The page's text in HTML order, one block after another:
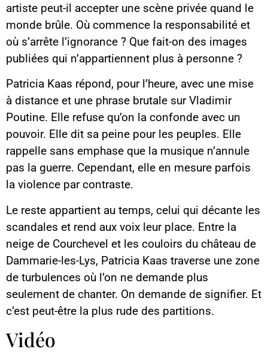
artiste peut-il accepter une scène privée quand le
monde brûle. Où commence la responsabilité et
où s’arrête l’ignorance ? Que fait-on des images
publiées qui n’appartiennent plus à personne ?
Patricia Kaas répond, pour l’heure, avec une mise
à distance et une phrase brutale sur Vladimir
Poutine. Elle refuse qu’on la confonde avec un
pouvoir. Elle dit sa peine pour les peuples. Elle
rappelle sans emphase que la musique n’annule
pas la guerre. Cependant, elle en mesure parfois
la violence par contraste.
Le reste appartient au temps, celui qui décante les
scandales et rend aux voix leur place. Entre la
neige de Courchevel et les couloirs du château de
Dammarie-les-Lys, Patricia Kaas traverse une zone
de turbulences où l’on ne demande plus
seulement de chanter. On demande de signifier. Et
c’est peut-être la plus rude des partitions.
Vidéo